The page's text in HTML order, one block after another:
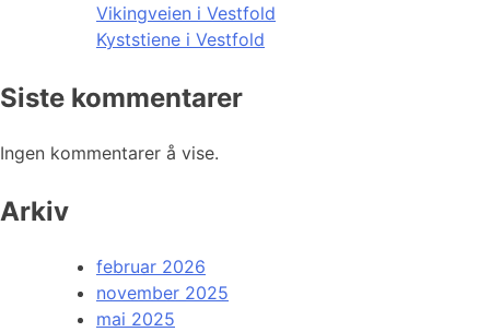
Vikingveien i Vestfold
Kyststiene i Vestfold
Siste kommentarer
Ingen kommentarer å vise.
Arkiv
februar 2026
november 2025
mai 2025